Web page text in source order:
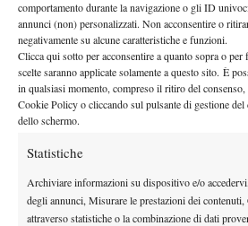
comportamento durante la navigazione o gli ID
annunci (non) personalizzati. Non acconsentire o
negativamente su alcune caratteristiche e funzioni.
Clicca qui sotto per acconsentire a quanto sopra o per
scelte saranno applicate solamente a questo sito. È
in qualsiasi momento, compreso il ritiro del
Cookie Policy o cliccando sul pulsante di gestione
dello schermo.
Statistiche
Archiviare informazioni su dispositivo e/o
degli annunci, Misurare le prestazioni dei
attraverso statistiche o la combinazione di dati
Thanasi Kokkinakis studia “da
19 Gennaio 2015